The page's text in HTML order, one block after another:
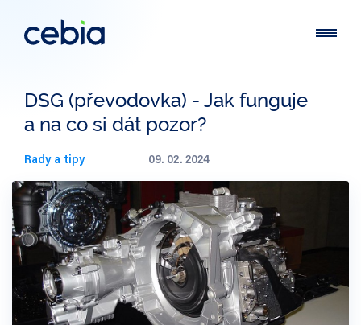
DSG (převodovka) - Jak funguje
a na co si dát pozor?
Rady a tipy 09. 02. 2024